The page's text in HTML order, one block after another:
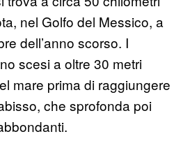
nel Golfo del Messico, a
dell’anno scorso. I
scesi a oltre 30 metri
mare prima di raggiungere
che sprofonda poi